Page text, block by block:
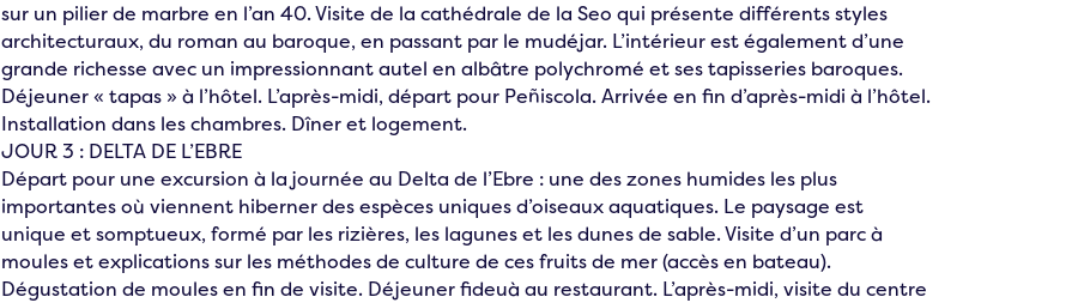
sur un pilier de marbre en l’an 40. Visite de la cathédrale de la Seo qui présente différents styles
architecturaux, du roman au baroque, en passant par le mudéjar. L’intérieur est également d’une
grande richesse avec un impressionnant autel en albâtre polychromé et ses tapisseries baroques.
Déjeuner « tapas » à l’hôtel. L’après-midi, départ pour Peñiscola. Arrivée en fin d’après-midi à l’hôtel.
Installation dans les chambres. Dîner et logement.
JOUR 3 : DELTA DE L’EBRE
Départ pour une excursion à la journée au Delta de l’Ebre : une des zones humides les plus
importantes où viennent hiberner des espèces uniques d’oiseaux aquatiques. Le paysage est
unique et somptueux, formé par les rizières, les lagunes et les dunes de sable. Visite d’un parc à
moules et explications sur les méthodes de culture de ces fruits de mer (accès en bateau).
Dégustation de moules en fin de visite. Déjeuner fideuà au restaurant. L’après-midi, visite du centre